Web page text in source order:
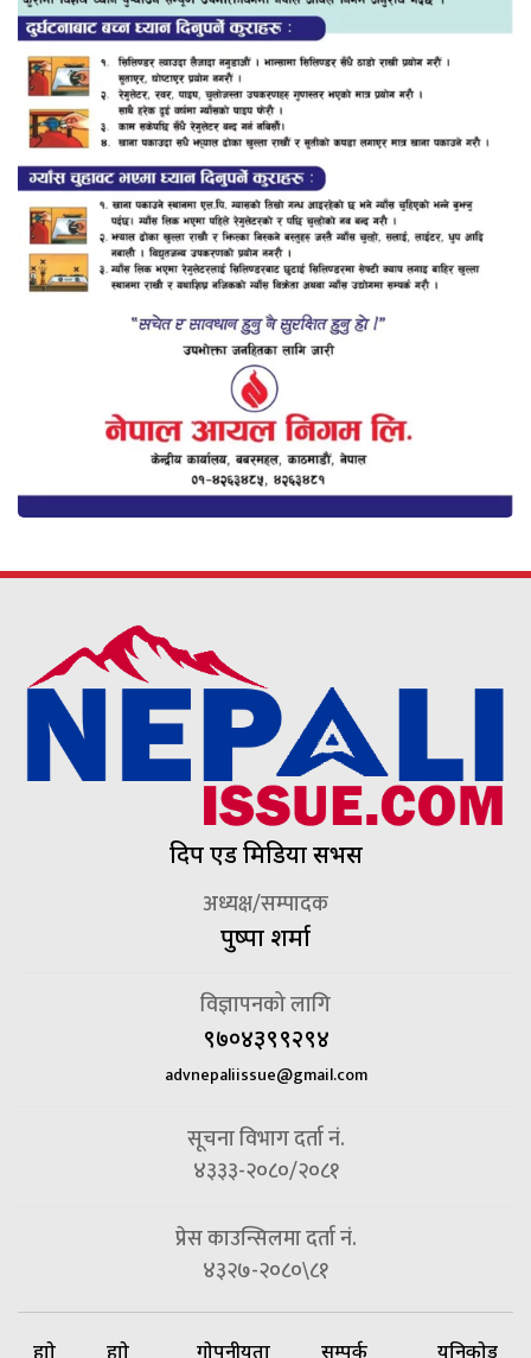
दिप एड मिडिया सर्भिस
अध्यक्ष/सम्पादक
पुष्पा शर्मा
विज्ञापनको लागि
९७०४३९९२९४
advnepaliissue@gmail.com
सूचना विभाग दर्ता नं.
४३३३-२०८०/२०८१
प्रेस काउन्सिलमा दर्ता नं.
४३२७-२०८०\८१
हाम्रो हाम्रो गोपनीयता सम्पर्क यूनिकोड